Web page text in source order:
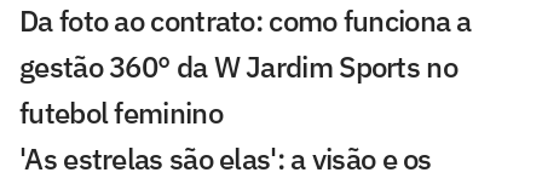
Da foto ao contrato: como funciona a
gestão 360° da W Jardim Sports no
futebol feminino
'As estrelas são elas': a visão e os